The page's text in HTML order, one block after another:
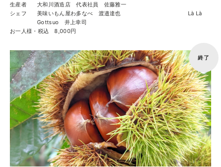
生産者
大和川酒造店 代表社員 佐藤雅一
シェフ
美味いもん屋わ多なべ 渡邉達也 Là Là
Gottsuo 井上幸司
お一人様・税込
8,000円
終了